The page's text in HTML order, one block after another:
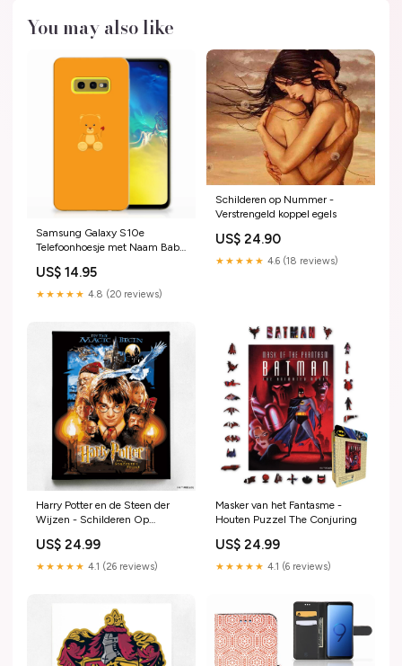
You may also like
Samsung Galaxy S10e
Telefoonhoesje met Naam Baby
case-vlinders
US$ 14.95
★★★★★ 4.8 (20 reviews)
Schilderen op Nummer -
Verstrengeld koppel egels
US$ 24.90
★★★★★ 4.6 (18 reviews)
Harry Potter en de Steen der
Wijzen - Schilderen Op
het-zelf houten frame
US$ 24.99
★★★★★ 4.1 (26 reviews)
Masker van het Fantasme -
Houten Puzzel The Conjuring
US$ 24.99
★★★★★ 4.1 (6 reviews)